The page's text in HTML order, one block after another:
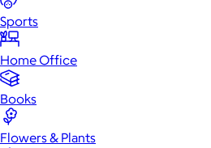
Sports
Home Office
Books
Flowers & Plants